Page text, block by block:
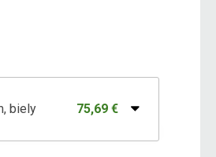
biely 75,69 €